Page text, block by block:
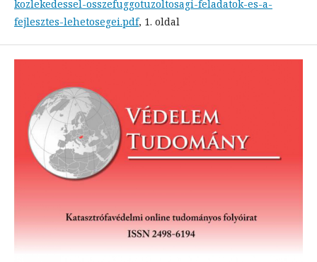
kozlekedessel-osszefuggotuzoltosagi-feladatok-es-a-
fejlesztes-lehetosegei.pdf, 1. oldal